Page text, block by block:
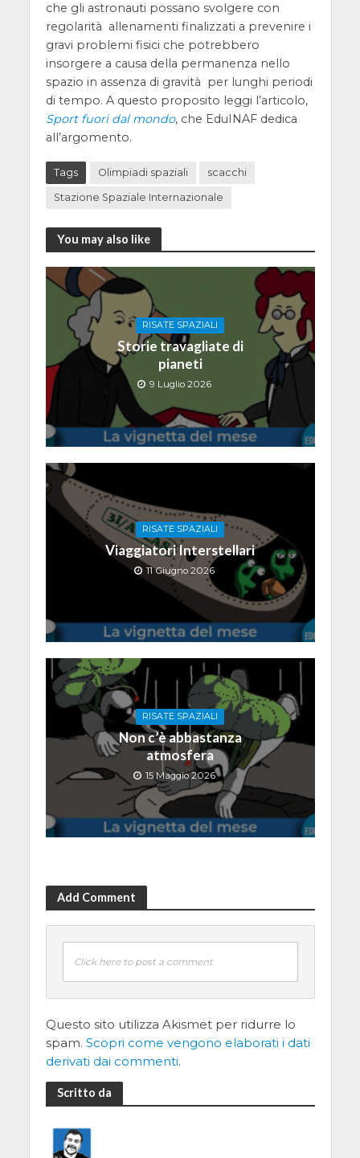
che gli astronauti possano svolgere con
regolarità allenamenti finalizzati a prevenire i
gravi problemi fisici che potrebbero
insorgere a causa della permanenza nello
spazio in assenza di gravità per lunghi periodi
di tempo. A questo proposito leggi l’articolo,
Sport fuori dal mondo, che EduINAF dedica
all’argomento.
Tags Olimpiadi spaziali scacchi
Stazione Spaziale Internazionale
You may also like
RISATE SPAZIALI
Storie travagliate di
pianeti
9 Luglio 2026
RISATE SPAZIALI
Viaggiatori Interstellari
11 Giugno 2026
RISATE SPAZIALI
Non c’è abbastanza
atmosfera
15 Maggio 2026
Add Comment
Click here to post a comment
Questo sito utilizza Akismet per ridurre lo
spam. Scopri come vengono elaborati i dati
derivati dai commenti.
Scritto da